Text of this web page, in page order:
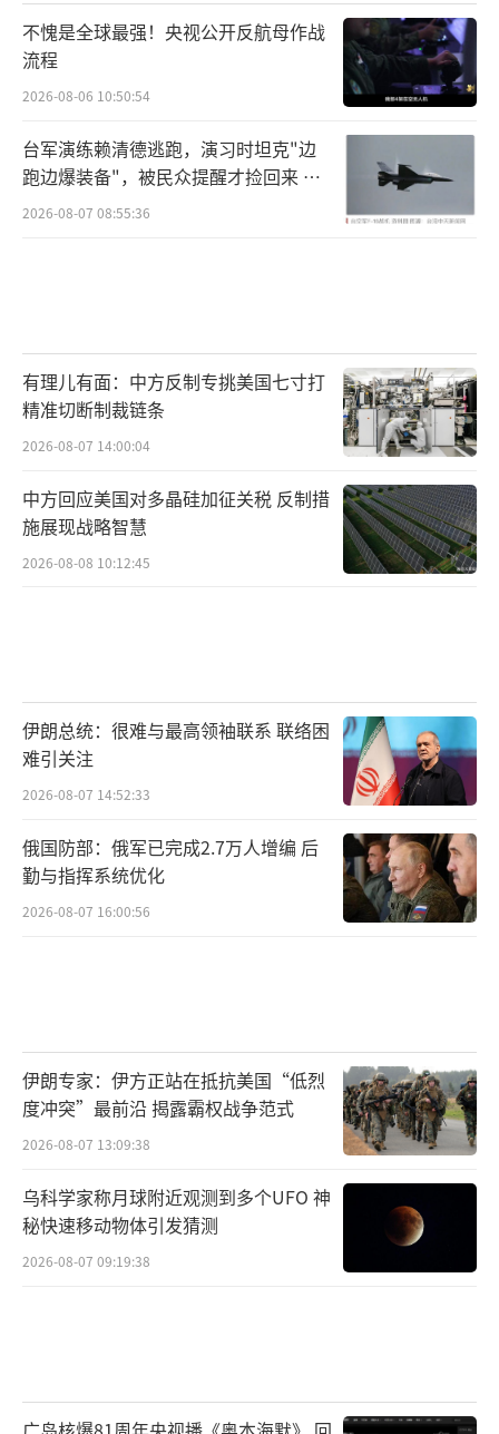
不愧是全球最强！央视公开反航母作战
流程
2026-08-06 10:50:54
台军演练赖清德逃跑，演习时坦克"边
跑边爆装备"，被民众提醒才捡回来 演
习状况频出引发关注
2026-08-07 08:55:36
有理儿有面：中方反制专挑美国七寸打
精准切断制裁链条
2026-08-07 14:00:04
中方回应美国对多晶硅加征关税 反制措
施展现战略智慧
2026-08-08 10:12:45
伊朗总统：很难与最高领袖联系 联络困
难引关注
2026-08-07 14:52:33
俄国防部：俄军已完成2.7万人增编 后
勤与指挥系统优化
2026-08-07 16:00:56
伊朗专家：伊方正站在抵抗美国“低烈
度冲突”最前沿 揭露霸权战争范式
2026-08-07 13:09:38
乌科学家称月球附近观测到多个UFO 神
秘快速移动物体引发猜测
2026-08-07 09:19:38